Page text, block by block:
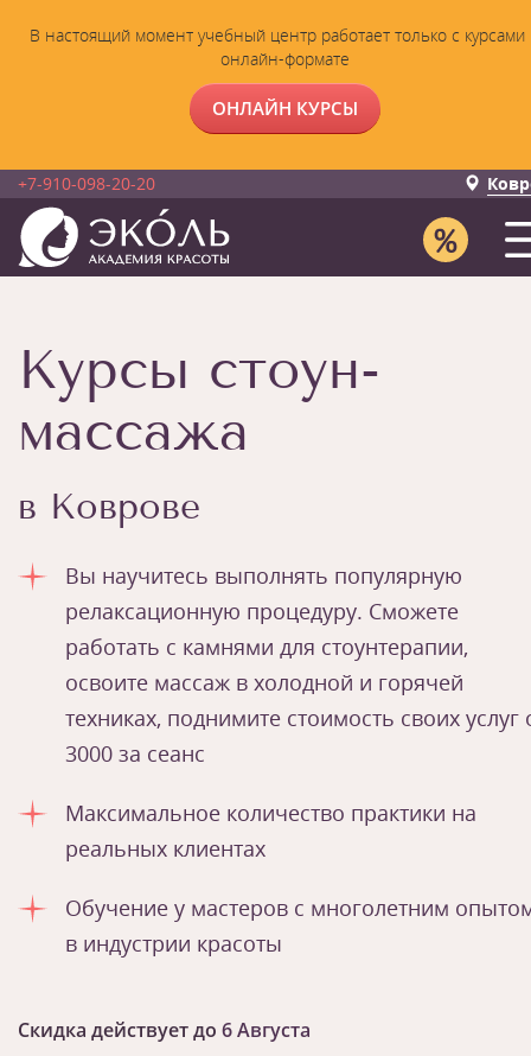
В настоящий момент учебный центр работает только с курсами
онлайн-формате
ОНЛАЙН КУРСЫ
+7-910-098-20-20
Курсы стоун-
массажа
в Коврове
Вы научитесь выполнять популярную
релаксационную процедуру. Сможете
работать с камнями для стоунтерапии,
освоите массаж в холодной и горячей
техниках, поднимите стоимость своих услуг
3000 за сеанс
Максимальное количество практики на
реальных клиентах
Обучение у мастеров с многолетним
в индустрии красоты
Скидка действует до 6 Августа